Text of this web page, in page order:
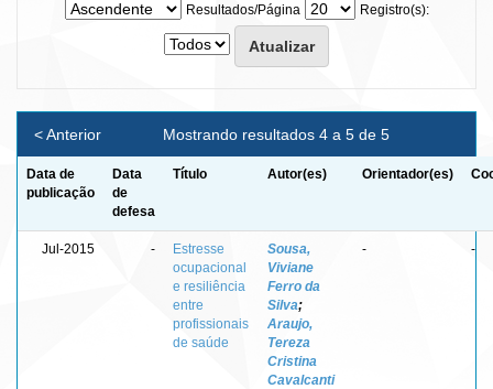
Resultados/Página
Registro(s):
Mostrando resultados 4 a 5 de 5
< Anterior
Data de
publicação
Data
de
defesa
Título Autor(es) Orientador(es)
Jul-2015 -
Estresse
ocupacional
e resiliência
entre
profissionais
de saúde
Sousa,
Viviane
Ferro da
Silva;
Araujo,
Tereza
Cristina
Cavalcanti
- -